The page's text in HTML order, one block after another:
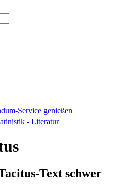
Service genießen
- Literatur
Text schwer